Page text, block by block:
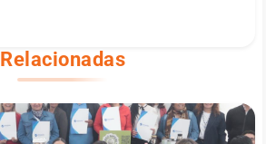
Relacionadas